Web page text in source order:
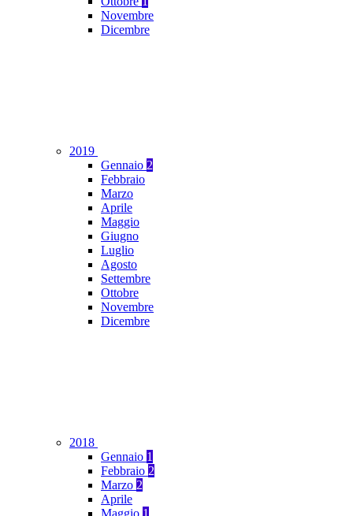
Novembre
Dicembre
2019
Gennaio 2
Febbraio
Marzo
Aprile
Maggio
Giugno
Luglio
Agosto
Settembre
Ottobre
Novembre
Dicembre
2018
Gennaio 1
Febbraio 2
Marzo 2
Aprile